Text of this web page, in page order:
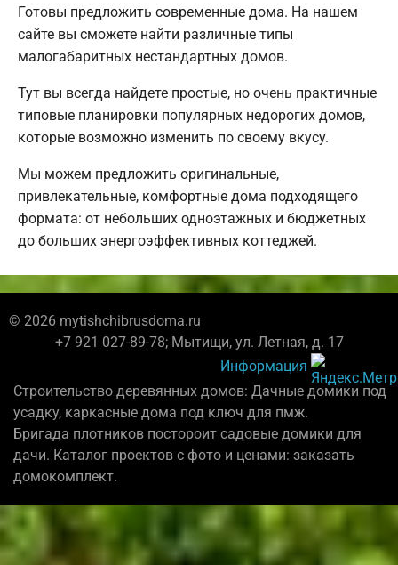
Готовы предложить современные дома. На нашем
сайте вы сможете найти различные типы
малогабаритных нестандартных домов.
Тут вы всегда найдете простые, но очень практичные
типовые планировки популярных недорогих домов,
которые возможно изменить по своему вкусу.
Мы можем предложить оригинальные,
привлекательные, комфортные дома подходящего
формата: от небольших одноэтажных и бюджетных
до больших энергоэффективных коттеджей.
© 2026 mytishchibrusdoma.ru
+7 921 027-89-78; Мытищи, ул. Летная, д. 17
Информация
Строительство деревянных домов: Дачные домики под
усадку, каркасные дома под ключ для пмж.
Бригада плотников постороит садовые домики для
дачи. Каталог проектов с фото и ценами: заказать
домокомплект.